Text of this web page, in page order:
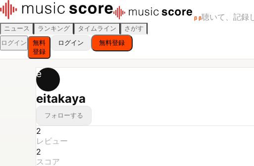
β β聴いて、記録
ニュース ランキング タイムライン
さがす
ログイン
無料
登録
ログイン 無料登録
e
eitakaya
フォローする
2
レビュー
2
スコア